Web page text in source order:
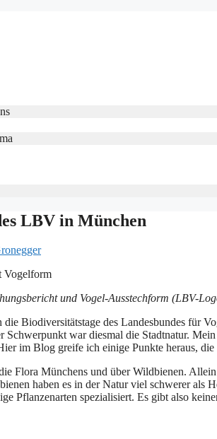
LBV in München
und Vogel-Ausstechform (LBV-
die Biodiversitätstage des Landesbundes für
Schwerpunkt war diesmal die Stadtnatur.
im Blog greife ich einige Punkte heraus,
Flora Münchens und über Wildbienen.
haben es in der Natur viel schwerer als
Pflanzenarten spezialisiert. Es gibt also